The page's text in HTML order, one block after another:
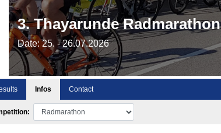
3. Thayarunde Radmarathon
Date: 25. - 26.07.2026
Infos Contact